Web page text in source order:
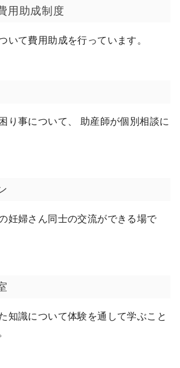
用助成制度
いて費用助成を行っています。
り事について、 助産師が個別相談に
妊婦さん同士の交流ができる場で
知識について体験を通して学ぶこと